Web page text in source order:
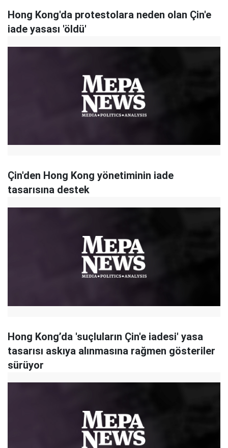
Hong Kong'da protestolara neden olan Çin'e
iade yasası 'öldü'
Çin'den Hong Kong yönetiminin iade
tasarısına destek
Hong Kong’da 'suçluların Çin'e iadesi' yasa
tasarısı askıya alınmasına rağmen gösteriler
sürüyor